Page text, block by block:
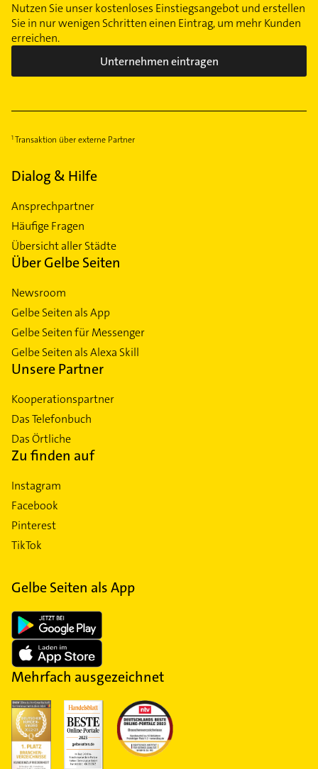
Nutzen Sie unser kostenloses Einstiegsangebot und erstellen
Sie in nur wenigen Schritten einen Eintrag, um mehr Kunden
erreichen.
Unternehmen eintragen
Transaktion über externe Partner
Dialog & Hilfe
Ansprechpartner
Häufige Fragen
Übersicht aller Städte
Über Gelbe Seiten
Newsroom
Gelbe Seiten als App
Gelbe Seiten für Messenger
Gelbe Seiten als Alexa Skill
Unsere Partner
Kooperationspartner
Das Telefonbuch
Das Örtliche
Zu finden auf
Instagram
Facebook
Pinterest
TikTok
Gelbe Seiten als App
Mehrfach ausgezeichnet